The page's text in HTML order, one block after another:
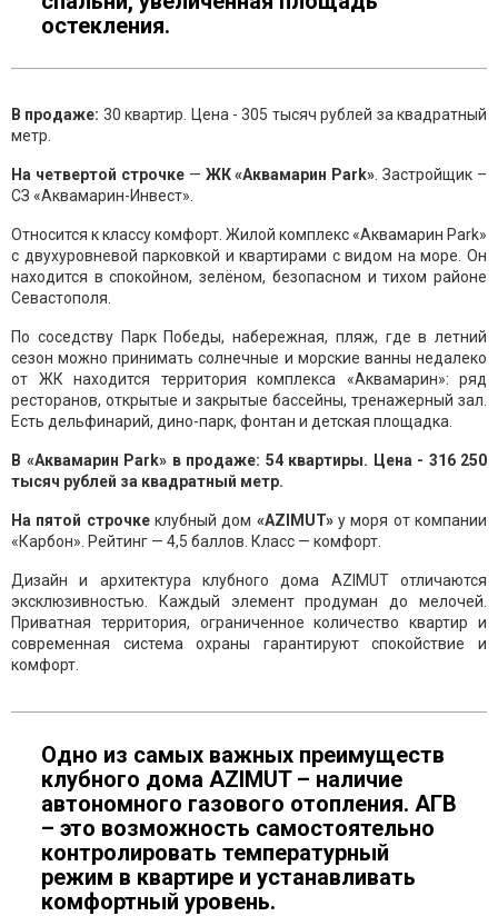
остекления.
В продаже: 30 квартир. Цена - 305 тысяч рублей за квадратный
метр.
На четвертой строчке— ЖК «Аквамарин Park» . Застройщик –
СЗ «Аквамарин-Инвест».
Относится к классу комфорт. Жилой комплекс «Аквамарин Park»
с двухуровневой парковкой и квартирами с видом на море. Он
находится в спокойном, зелёном, безопасном и тихом районе
Севастополя.
По соседству Парк Победы, набережная, пляж, где в летний
сезон можно принимать солнечные и морские ванны недалеко
от ЖК находится территория комплекса «Аквамарин»: ряд
ресторанов, открытые и закрытые бассейны, тренажерный зал.
Есть дельфинарий, дино-парк, фонтан и детская площадка.
В «Аквамарин Park» в продаже: 54 квартиры. Цена - 316 250
тысяч рублей за квадратный метр.
На пятой строчкеклубный дом «AZIMUT»у моря от компании
«Карбон». Рейтинг — 4,5 баллов. Класс — комфорт.
Дизайн и архитектура клубного дома AZIMUT отличаются
эксклюзивностью. Каждый элемент продуман до мелочей.
Приватная территория, ограниченное количество квартир и
современная система охраны гарантируют спокойствие и
комфорт.
Одно из самых важных преимуществ
клубного дома AZIMUT – наличие
автономного газового отопления. АГВ
– это возможность самостоятельно
контролировать температурный
режим в квартире и устанавливать
комфортный уровень.